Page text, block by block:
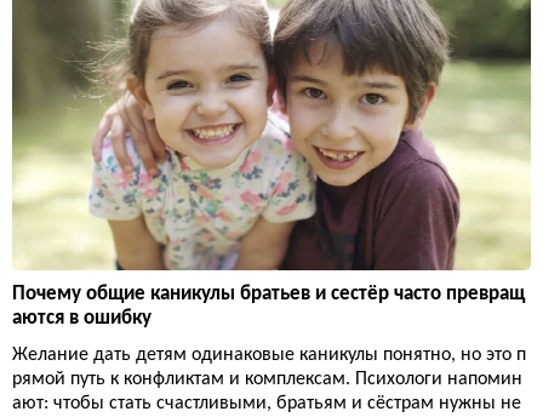
Почему общие каникулы братьев и сестёр часто превращ
аются в ошибку
Желание дать детям одинаковые каникулы понятно, но это п
рямой путь к конфликтам и комплексам. Психологи напомин
ают: чтобы стать счастливыми, братьям и сёстрам нужны не